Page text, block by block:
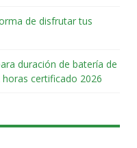
de disfrutar tus
duración de batería de
certificado 2026